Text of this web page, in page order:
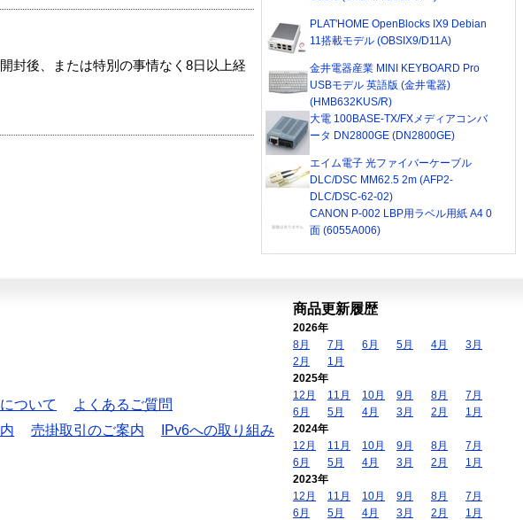
封後、または特別の事情なく8日以上経
PLAT'HOME OpenBlocks IX9 Debian
11搭載モデル (OBSIX9/D11A)
金井電器産業 MINI KEYBOARD Pro
USBモデル 英語版 (金井電器)
(HMB632KUS/R)
大電 100BASE-TX/FXメディアコンバ
ータ DN2800GE (DN2800GE)
エイム電子 光ファイバーケーブル
DLC/DSC MM62.5 2m (AFP2-
DLC/DSC-62-02)
CANON P-002 LBP用ラベル用紙 A4 0
面 (6055A006)
ついて
よくあるご質問
売掛取引のご案内
IPv6への取り組み
商品更新履歴
2026年
8月
7月 6月 5月 4月
3月
2月
1月
2025年
12月
11月 10月 9月 8月
7月
6月
5月 4月 3月 2月
1月
2024年
12月
11月 10月 9月 8月
7月
6月
5月 4月 3月 2月
1月
2023年
12月
11月 10月 9月 8月
7月
6月
5月 4月 3月 2月
1月